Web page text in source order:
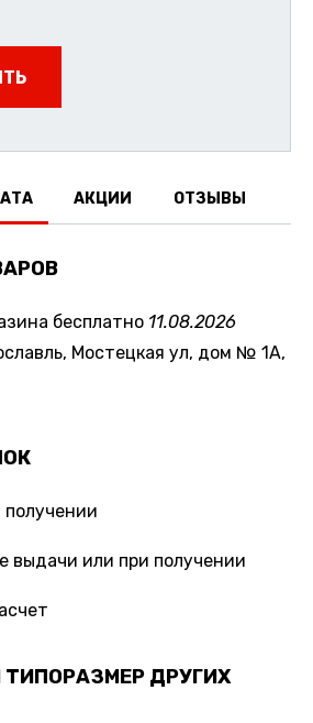
АКЦИИ ОТЗЫВЫ
бесплатно 11.08.2026
Мостецкая ул, дом № 1А,
выдачи или при получении
ДРУГИХ